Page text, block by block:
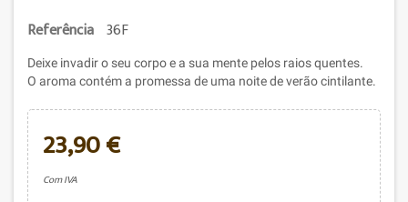
Referência 36F
Deixe invadir o seu corpo e a sua mente pelos raios quentes.
O aroma contém a promessa de uma noite de verão cintilante.
23,90 €
Com IVA